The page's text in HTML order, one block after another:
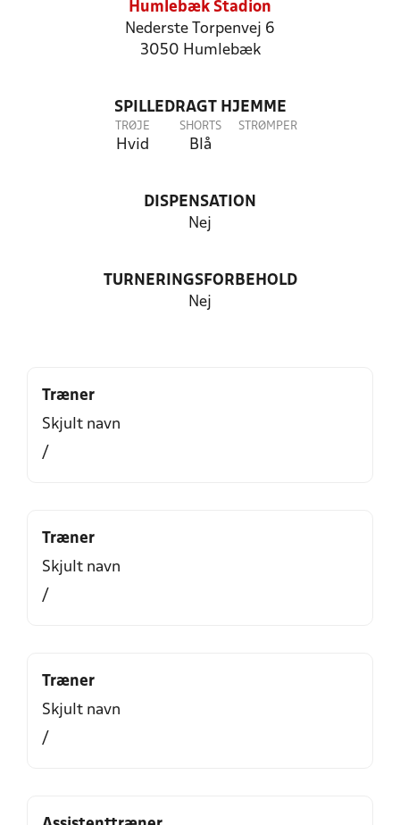
Humlebæk Stadion
Nederste Torpenvej 6
3050 Humlebæk
SPILLEDRAGT HJEMME
TRØJE
Hvid
SHORTS
Blå
STRØMPER
DISPENSATION
Nej
TURNERINGSFORBEHOLD
Nej
Træner
Skjult navn
/
Træner
Skjult navn
/
Træner
Skjult navn
/